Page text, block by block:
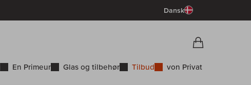
Dansk
En Primeur Glas og tilbehør Tilbud von Privat